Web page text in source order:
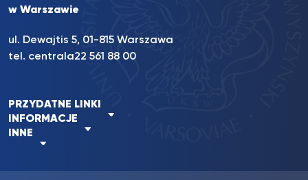
w Warszawie
ul. Dewajtis 5, 01-815 Warszawa
tel. centrala22 561 88 00
PRZYDATNE LINKI
INFORMACJE
INNE